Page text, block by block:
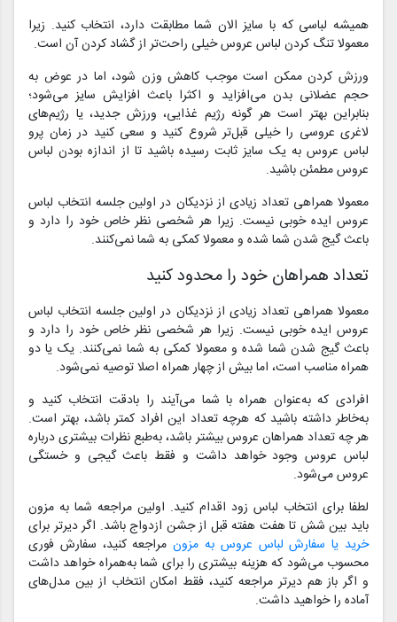
همیشه لباسی که با سایز الان شما مطابقت دارد، انتخاب کنید. زیرا
معمولا تنگ کردن لباس عروس خیلی راحت‌تر از گشاد کردن آن است.
ورزش کردن ممکن است موجب کاهش وزن شود، اما در عوض به
حجم عضلانی بدن می‌افزاید و اکثرا باعث افزایش سایز می‌شود؛
بنابراین بهتر است هر گونه رژیم غذایی، ورزش جدید، یا رژیم‌های
لاغری عروسی را خیلی قبل‌تر شروع کنید و سعی کنید در زمان پرو
لباس عروس به یک سایز ثابت رسیده باشید تا از اندازه بودن لباس
عروس مطمئن باشید.
معمولا همراهی تعداد زیادی از نزدیکان در اولین جلسه انتخاب لباس
عروس ایده خوبی نیست. زیرا هر شخصی نظر خاص خود را دارد و
باعث گیج شدن شما شده و معمولا کمکی به شما نمی‌کنند.
تعداد همراهان خود را محدود کنید
معمولا همراهی تعداد زیادی از نزدیکان در اولین جلسه انتخاب لباس
عروس ایده خوبی نیست. زیرا هر شخصی نظر خاص خود را دارد و
باعث گیج شدن شما شده و معمولا کمکی به شما نمی‌کنند. یک یا دو
همراه مناسب است، اما بیش از چهار همراه اصلا توصیه نمی‌شود.
افرادی که به‌عنوان همراه با شما می‌آیند را بادقت انتخاب کنید و
به‌خاطر داشته باشید که هرچه تعداد این افراد کمتر باشد، بهتر است.
هر چه تعداد همراهان عروس بیشتر باشد، به‌طبع نظرات بیشتری درباره
لباس عروس وجود خواهد داشت و فقط باعث گیجی و خستگی
عروس می‌شود.
لطفا برای انتخاب لباس زود اقدام کنید. اولین مراجعه شما به مزون
باید بین شش تا هفت هفته قبل از جشن ازدواج باشد. اگر دیرتر برای
خرید یا سفارش لباس عروس به مزونمراجعه کنید، سفارش فوری
محسوب می‌شود که هزینه بیشتری را برای شما به‌همراه خواهد داشت
و اگر باز هم دیرتر مراجعه کنید، فقط امکان انتخاب از بین مدل‌های
آماده را خواهید داشت.